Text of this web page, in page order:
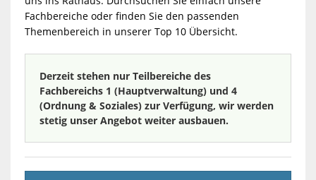
Fachbereiche oder finden Sie den passenden
Themenbereich in unserer Top 10 Übersicht.
Derzeit stehen nur Teilbereiche des
Fachbereichs 1 (Hauptverwaltung) und 4
(Ordnung & Soziales) zur Verfügung, wir werden
stetig unser Angebot weiter ausbauen.